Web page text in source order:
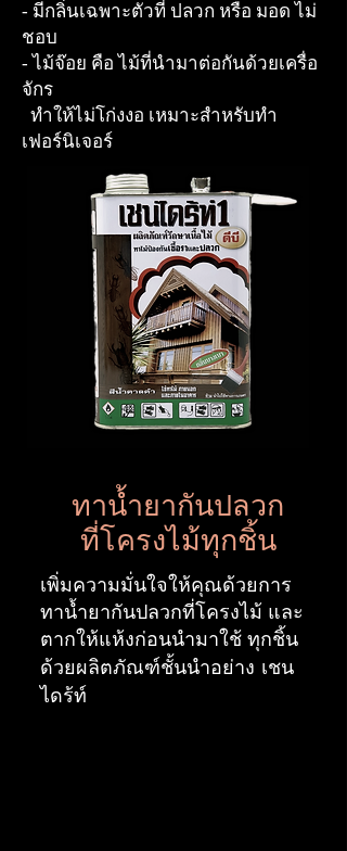
- มีกลิ่นเฉพาะตัวที่ ปลวก หรือ มอด ไม่
ชอบ
- ไม้จ๊อย คือ ไม้ที่นำมาต่อกันด้วยเครื่อ
จักร
ทำให้ไม่โก่งงอ เหมาะสำหรับทำ
เฟอร์นิเจอร์​
ทาน้ำยากันปลวก
ที่โครงไม้ทุกชิ้น
เพิ่มความมั่นใจให้คุณด้วยการ
ทาน้ำยากันปลวกที่โครงไม้ และ
ตากให้แห้งก่อนนำมาใช้ ทุกชิ้น
ด้วยผลิตภัณฑ์ชั้นนำอย่าง เชน
ไดร้ท์